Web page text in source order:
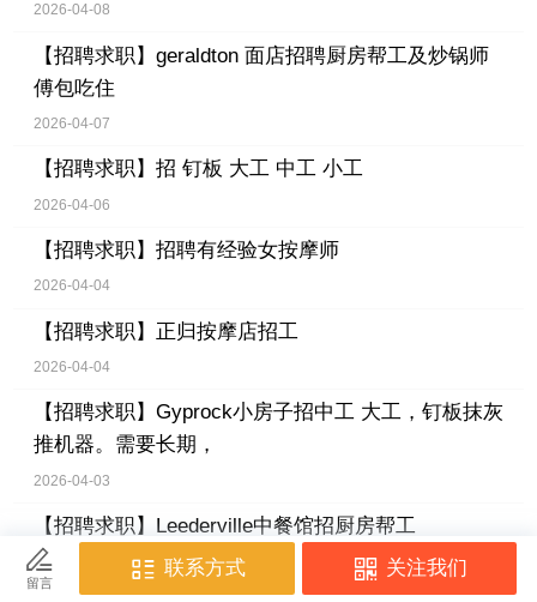
2026-04-08
【招聘求职】 geraldton 面店招聘厨房帮工及炒锅师
傅包吃住
2026-04-07
【招聘求职】 招 钉板 大工 中工 小工
2026-04-06
【招聘求职】 招聘有经验女按摩师
2026-04-04
【招聘求职】 正归按摩店招工
2026-04-04
【招聘求职】 Gyprock小房子招中工 大工，钉板抹灰
推机器。需要长期，
2026-04-03
【招聘求职】 Leederville中餐馆招厨房帮工
2026-04-02